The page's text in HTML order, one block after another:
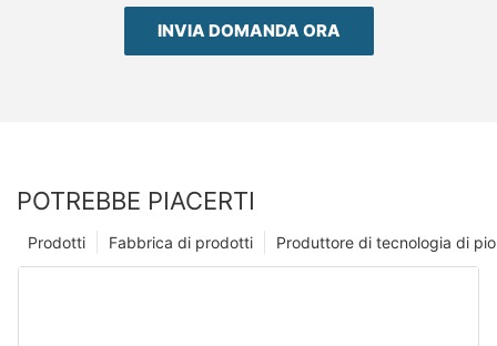
INVIA DOMANDA ORA
POTREBBE PIACERTI
Produttore di tecnologia di
Fabbrica di prodotti
Prodotti